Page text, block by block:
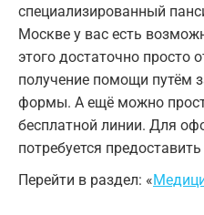
специализированный
Москве у вас есть
этого достаточно просто
получение помощи путём
формы. А ещё можно
бесплатной линии. Для
потребуется
Перейти в раздел: «